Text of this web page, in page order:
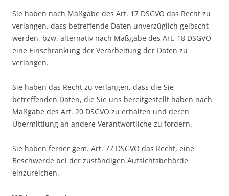
Sie haben nach Maßgabe des Art. 17 DSGVO das Recht zu
verlangen, dass betreffende Daten unverzüglich gelöscht
werden, bzw. alternativ nach Maßgabe des Art. 18 DSGVO
eine Einschränkung der Verarbeitung der Daten zu
verlangen.
Sie haben das Recht zu verlangen, dass die Sie
betreffenden Daten, die Sie uns bereitgestellt haben nach
Maßgabe des Art. 20 DSGVO zu erhalten und deren
Übermittlung an andere Verantwortliche zu fordern.
Sie haben ferner gem. Art. 77 DSGVO das Recht, eine
Beschwerde bei der zuständigen Aufsichtsbehörde
einzureichen.